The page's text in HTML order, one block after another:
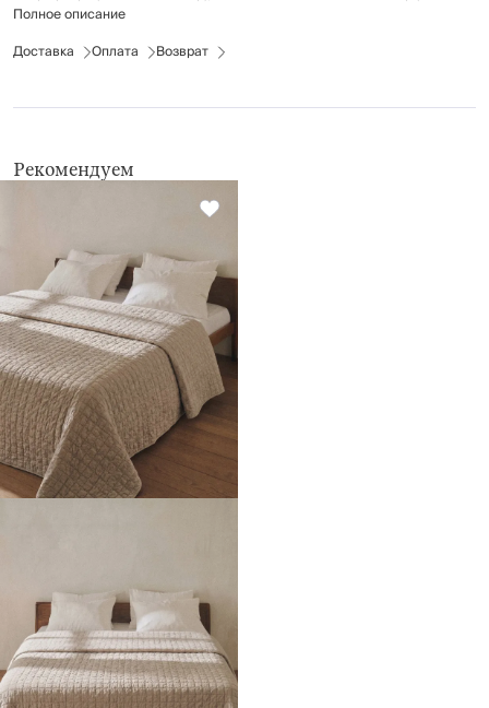
м2).
Рекомендации по уходу: стирка при температуре до 40°С; не
барабанную сушку.
Полное описание
Доставка
Оплата Возврат
Рекомендуем